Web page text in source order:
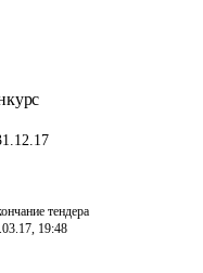
тендера
19:48